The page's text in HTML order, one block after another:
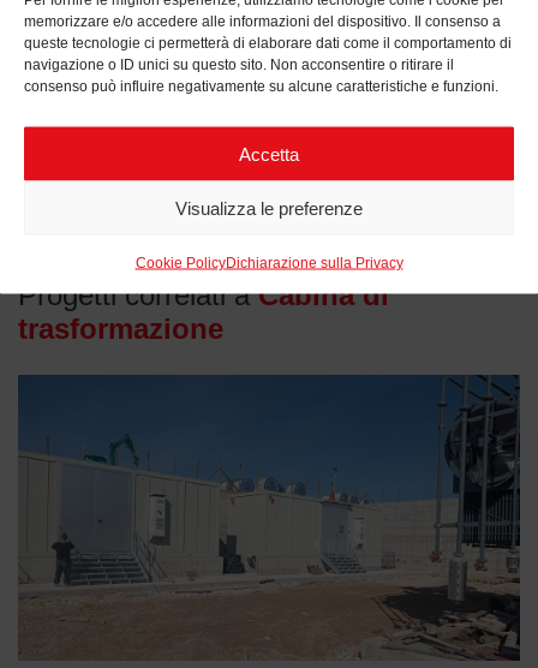
memorizzare e/o accedere alle informazioni del dispositivo. Il consenso a
queste tecnologie ci permetterà di elaborare dati come il comportamento di
navigazione o ID unici su questo sito. Non acconsentire o ritirare il
consenso può influire negativamente su alcune caratteristiche e funzioni.
Accetta
Visualizza le preferenze
Cookie PolicyDichiarazione sulla Privacy
Reset
Progetti correlati aCabina di
trasformazione